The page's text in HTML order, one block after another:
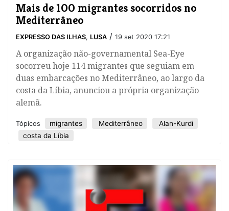
Mais de 100 migrantes socorridos no
Mediterrâneo
EXPRESSO DAS ILHAS, LUSA / 19 set 2020 17:21
A organização não-governamental Sea-Eye
socorreu hoje 114 migrantes que seguiam em
duas embarcações no Mediterrâneo, ao largo da
costa da Líbia, anunciou a própria organização
alemã.
Tópicos migrantes Mediterrâneo
Alan-Kurdi
costa da Líbia